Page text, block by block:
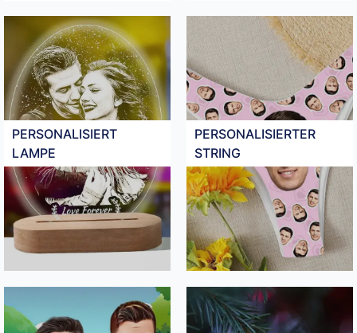
PERSONALISIERT
LAMPE
PERSONALISIERTER
STRING